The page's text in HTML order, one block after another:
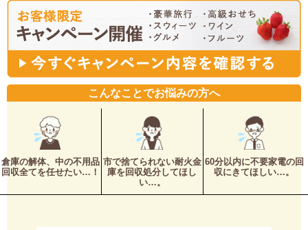
こんなことでお悩みの方へ
倉庫の解体、中の不用品
回収全てを任せたい…！
市で捨てられない耐火金
庫を回収処分してほし
い…。
60分以内に不要家電の回
収にきてほしい…。